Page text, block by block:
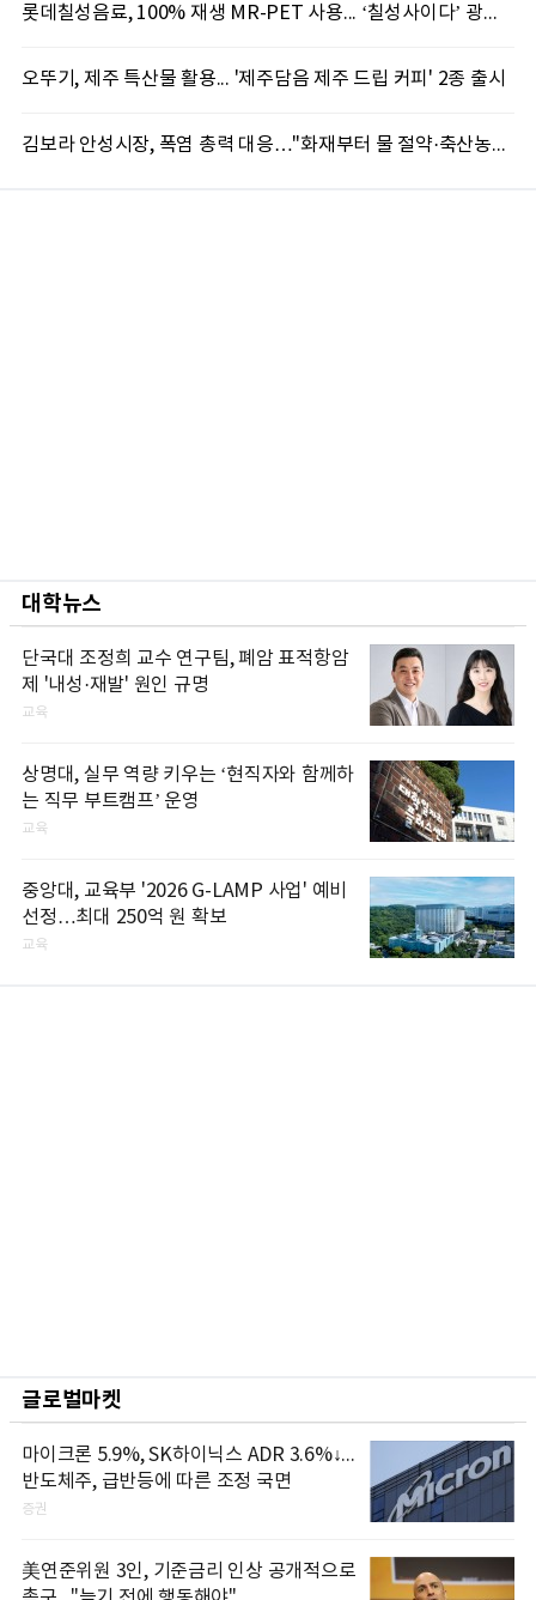
롯데칠성음료, 100% 재생 MR-PET 사용... ‘칠성사이다’ 광고 캠페인 선봬
오뚜기, 제주 특산물 활용... '제주담음 제주 드립 커피' 2종 출시
김보라 안성시장, 폭염 총력 대응…"화재부터 물 절약·축산농가 보호까지 촘촘이 챙긴다"
대학뉴스
단국대 조정희 교수 연구팀, 폐암 표적항암
제 '내성·재발' 원인 규명
교육
상명대, 실무 역량 키우는 ‘현직자와 함께하
는 직무 부트캠프’ 운영
교육
중앙대, 교육부 '2026 G-LAMP 사업' 예비
선정…최대 250억 원 확보
교육
글로벌마켓
마이크론 5.9%, SK하이닉스 ADR 3.6%↓...
반도체주, 급반등에 따른 조정 국면
증권
美연준위원 3인, 기준금리 인상 공개적으로